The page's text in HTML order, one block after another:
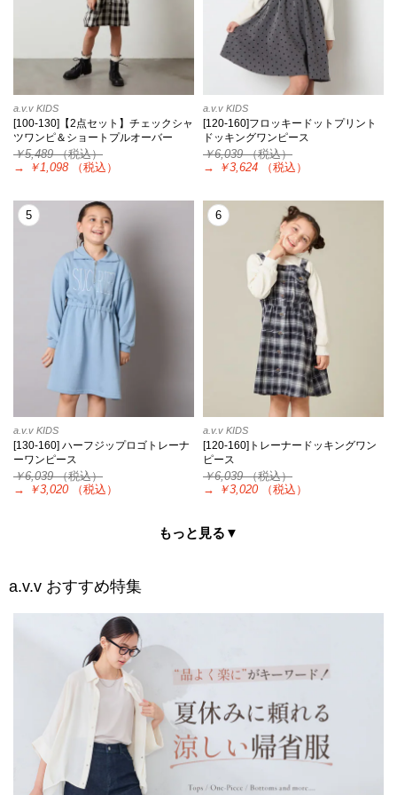
a.v.v KIDS
[100-130]【2点セット】チェックシャ
ツワンピ＆ショートプルオーバー
￥5,489（税込）
→
￥1,098 （税込）
a.v.v KIDS
[120-160]フロッキードットプリント
ドッキングワンピース
￥6,039（税込）
→
￥3,624 （税込）
5
a.v.v KIDS
[130-160] ハーフジップロゴトレーナ
ーワンピース
￥6,039（税込）
→
￥3,020 （税込）
6
a.v.v KIDS
[120-160]トレーナードッキングワン
ピース
￥6,039（税込）
→
￥3,020 （税込）
もっと見る▼
a.v.v おすすめ特集